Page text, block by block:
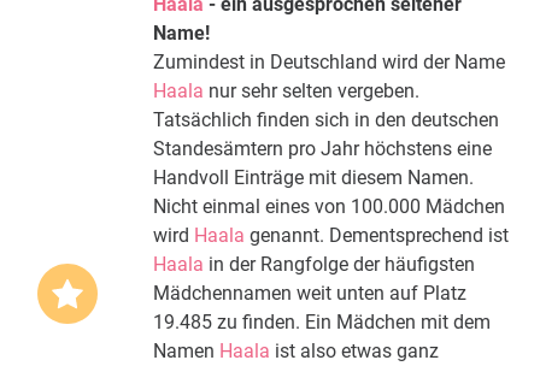
Name!
Zumindest in Deutschland wird der Name
Haala nur sehr selten vergeben.
Tatsächlich finden sich in den deutschen
Standesämtern pro Jahr höchstens eine
Handvoll Einträge mit diesem Namen.
Nicht einmal eines von 100.000 Mädchen
wird Haala genannt. Dementsprechend ist
Haala in der Rangfolge der häufigsten
Mädchennamen weit unten auf Platz
19.485 zu finden. Ein Mädchen mit dem
Namen Haala ist also etwas ganz